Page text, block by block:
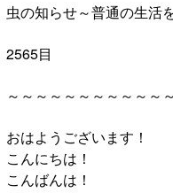
虫の知らせ～普通の生活
2565目
～～～～～～～～～～～
おはようございます！
こんにちは！
こんばんは！